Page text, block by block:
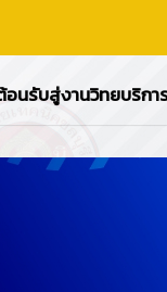
ารและเทคโนโลยีก